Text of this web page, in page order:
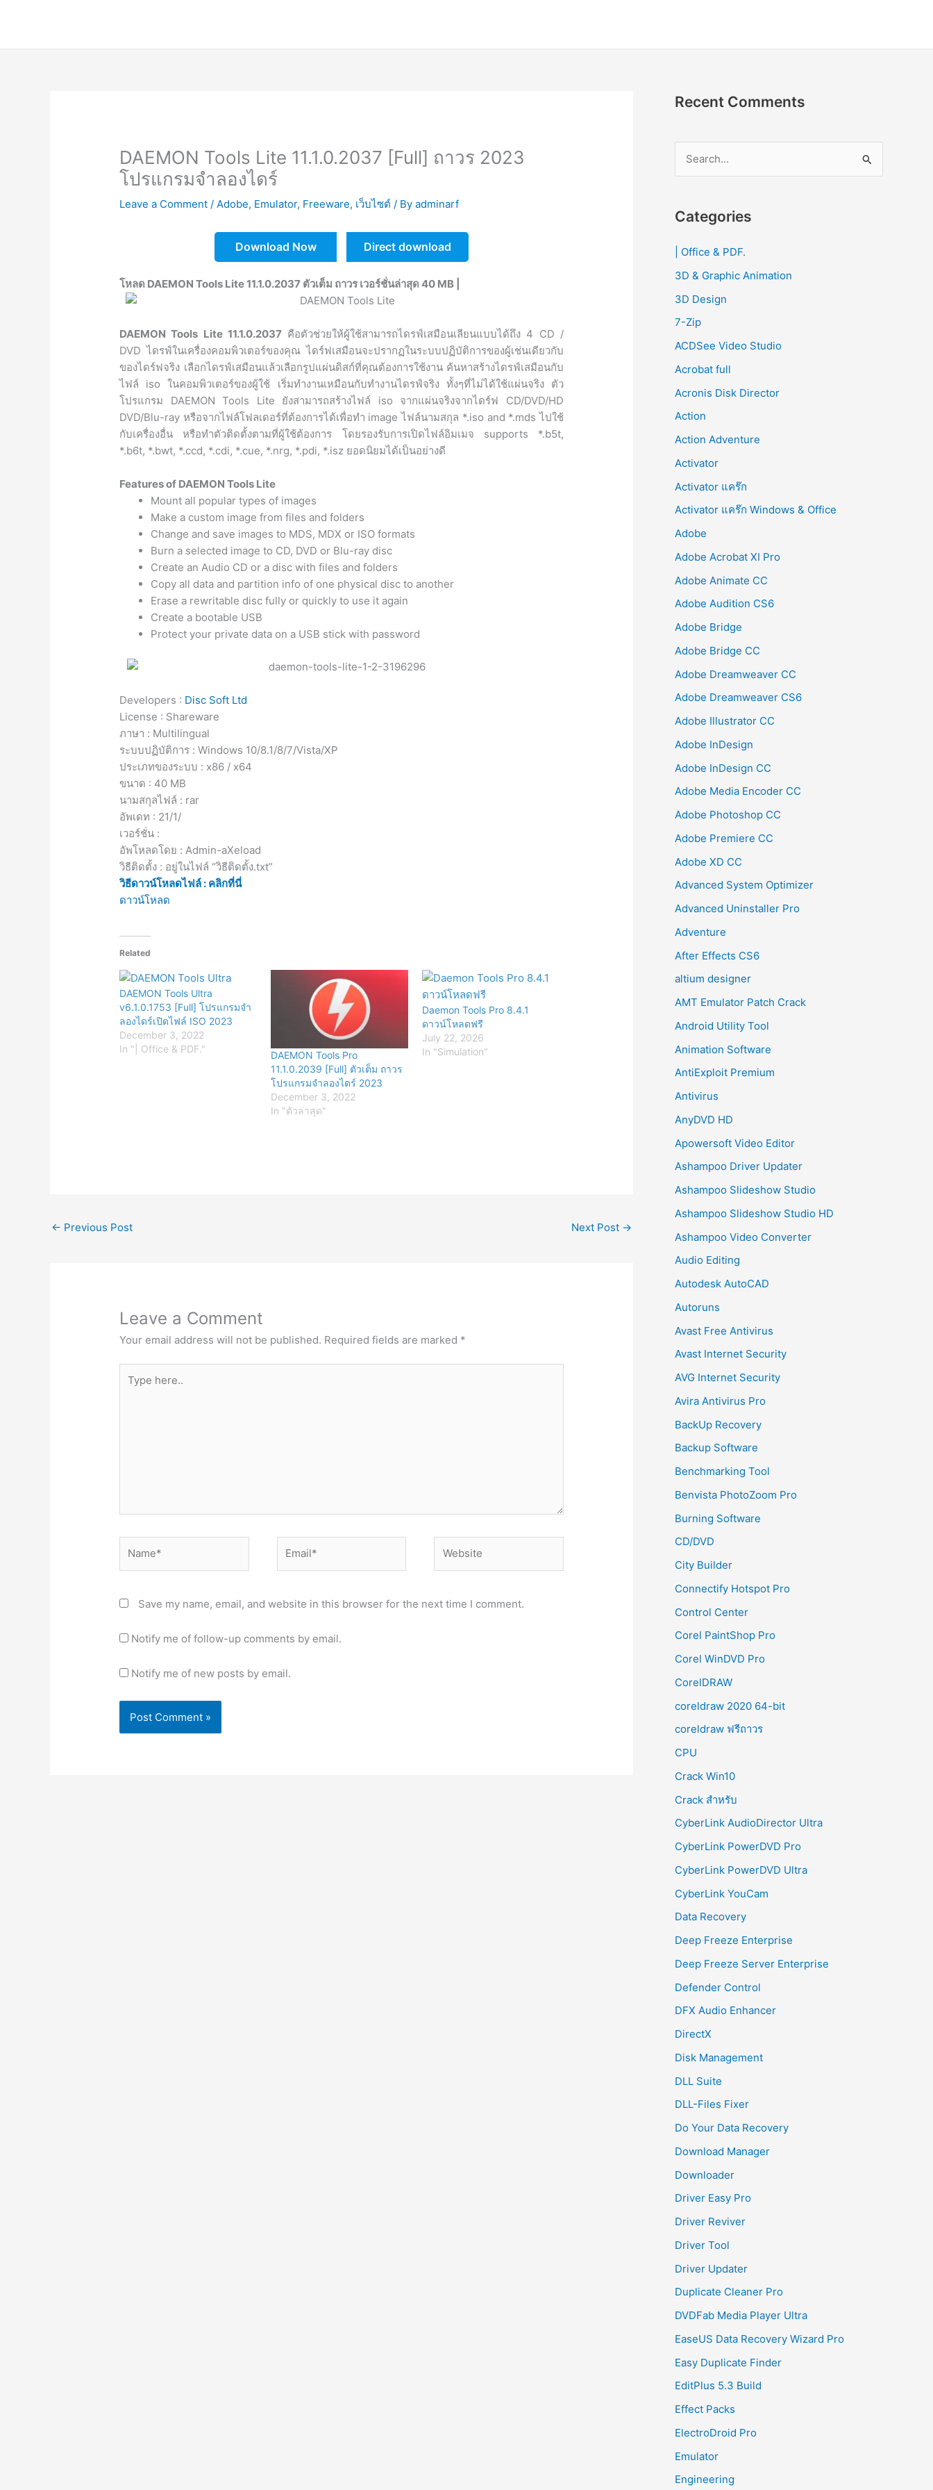
DAEMON Tools Lite 11.1.0.2037 [Full] ถาวร 2023
โปรแกรมจำลองไดร์
Leave a Comment /Adobe, Emulator, Freeware, เว็บไซต์ / Byadminarf
Download Now Direct download
โหลด DAEMON Tools Lite 11.1.0.2037 ตัวเต็ม ถาวร เวอร์ชั่นล่าสุด 40 MB |
DAEMON Tools Lite 11.1.0.2037 คือตัวช่วยให้ผู้ใช้สามารถไดรฟ์เสมือนเลียนแบบได้ถึง 4 CD /
DVD ไดรฟ์ในเครื่องคอมพิวเตอร์ของคุณ ไดร์ฟเสมือนจะปรากฏในระบบปฏิบัติการของผู้เช่นเดียวกับ
ของไดร์ฟจริง เลือกไดรฟ์เสมือนแล้วเลือกรูปแผ่นดิสก์ที่คุณต้องการใช้งาน ค้นหาสร้างไดรฟ์เสมือนกับ
ไฟล์ iso ในคอมพิวเตอร์ของผู้ใช้ เริ่มทำงานเหมือนกับทำงานไดรฟ์จริง ทั้งๆที่ไม่ได้ใช้แผ่นจริง ตัว
โปรแกรม DAEMON Tools Lite ยังสามารถสร้างไฟล์ iso จากแผ่นจริงจากไดร์ฟ CD/DVD/HD
DVD/Blu-ray หรือจากไฟล์โฟลเดอร์ที่ต้องการได้เพื่อทำ image ไฟล์นามสกุล *.iso and *.mds ไปใช้
กับเครื่องอื่น หรือทำตัวติดตั้งตามที่ผู้ใช้ต้องการ โดยรองรับการเปิดไฟล์อิมเมจ supports *.b5t,
*.b6t, *.bwt, *.ccd, *.cdi, *.cue, *.nrg, *.pdi, *.isz ยอดนิยมได้เป็นอย่างดี
Features of DAEMON Tools Lite
Mount all popular types of images
Make a custom image from files and folders
Change and save images to MDS, MDX or ISO formats
Burn a selected image to CD, DVD or Blu-ray disc
Create an Audio CD or a disc with files and folders
Copy all data and partition info of one physical disc to another
Erase a rewritable disc fully or quickly to use it again
Create a bootable USB
Protect your private data on a USB stick with password
Developers : Disc Soft Ltd
License : Shareware
ภาษา : Multilingual
ระบบปฏิบัติการ : Windows 10/8.1/8/7/Vista/XP
ประเภทของระบบ : x86 / x64
ขนาด : 40 MB
นามสกุลไฟล์ : rar
อัพเดท : 21/1/
เวอร์ชั่น :
อัพโหลดโดย : Admin-aXeload
วิธีติดตั้ง : อยู่ในไฟล์ “วิธีติดตั้ง.txt”
วิธีดาวน์โหลดไฟล์ : คลิกที่นี่
ดาวน์โหลด
Related
DAEMON Tools Ultra
v6.1.0.1753 [Full] โปรแกรมจำ
ลองไดร์เปิดไฟล์ ISO 2023
December 3, 2022
In "| Office & PDF."
DAEMON Tools Pro
11.1.0.2039 [Full] ตัวเต็ม ถาวร
โปรแกรมจำลองไดร์ 2023
December 3, 2022
In "ตัวล่าสุด"
Daemon Tools Pro 8.4.1
ดาวน์โหลดฟรี
July 22, 2026
In "Simulation"
← Previous Post Next Post →
Leave a Comment
Your email address will not be published. Required fields are marked *
here..
Save my name, email, and website in this browser for the next time I comment.
Notify me of follow-up comments by email.
Notify me of new posts by email.
Recent Comments
r
h
f
o
r
Categories
| Office & PDF.
3D & Graphic Animation
3D Design
7-Zip
ACDSee Video Studio
Acrobat full
Acronis Disk Director
Action
Action Adventure
Activator
Activator แคร๊ก
Activator แคร๊ก Windows & Office
Adobe
Adobe Acrobat XI Pro
Adobe Animate CC
Adobe Audition CS6
Adobe Bridge
Adobe Bridge CC
Adobe Dreamweaver CC
Adobe Dreamweaver CS6
Adobe Illustrator CC
Adobe InDesign
Adobe InDesign CC
Adobe Media Encoder CC
Adobe Photoshop CC
Adobe Premiere CC
Adobe XD CC
Advanced System Optimizer
Advanced Uninstaller Pro
Adventure
After Effects CS6
altium designer
AMT Emulator Patch Crack
Android Utility Tool
Animation Software
AntiExploit Premium
Antivirus
AnyDVD HD
Apowersoft Video Editor
Ashampoo Driver Updater
Ashampoo Slideshow Studio
Ashampoo Slideshow Studio HD
Ashampoo Video Converter
Audio Editing
Autodesk AutoCAD
Autoruns
Avast Free Antivirus
Avast Internet Security
AVG Internet Security
Avira Antivirus Pro
BackUp Recovery
Backup Software
Benchmarking Tool
Benvista PhotoZoom Pro
Burning Software
CD/DVD
City Builder
Connectify Hotspot Pro
Control Center
Corel PaintShop Pro
Corel WinDVD Pro
CorelDRAW
coreldraw 2020 64-bit
coreldraw ฟรีถาวร
CPU
Crack Win10
Crack สำหรับ
CyberLink AudioDirector Ultra
CyberLink PowerDVD Pro
CyberLink PowerDVD Ultra
CyberLink YouCam
Data Recovery
Deep Freeze Enterprise
Deep Freeze Server Enterprise
Defender Control
DFX Audio Enhancer
DirectX
Disk Management
DLL Suite
DLL-Files Fixer
Do Your Data Recovery
Download Manager
Downloader
Driver Easy Pro
Driver Reviver
Driver Tool
Driver Updater
Duplicate Cleaner Pro
DVDFab Media Player Ultra
EaseUS Data Recovery Wizard Pro
Easy Duplicate Finder
EditPlus 5.3 Build
Effect Packs
ElectroDroid Pro
Emulator
Engineering